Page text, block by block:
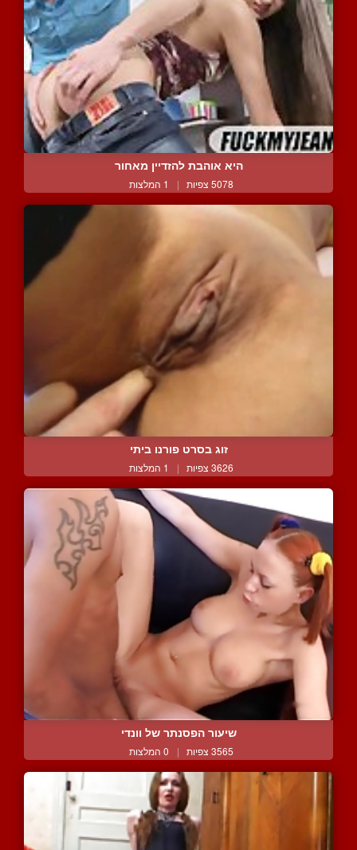
היא אוהבת להזדיין מאחור
5078 צפיות | 1 המלצות
זוג בסרט פורנו ביתי
3626 צפיות | 1 המלצות
שיעור הפסנתר של וונדי
3565 צפיות | 0 המלצות